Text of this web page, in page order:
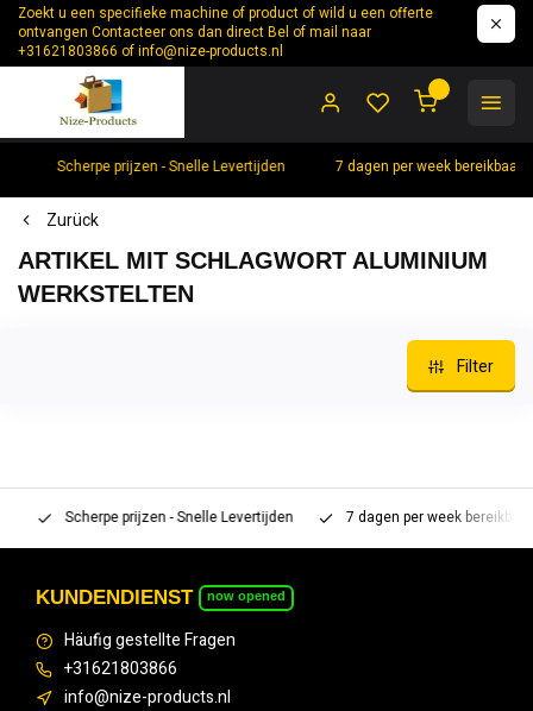
Zoekt u een specifieke machine of product of wild u een offerte
ontvangen Contacteer ons dan direct Bel of mail naar
+31621803866 ofinfo@nize-products.nl
Scherpe prijzen - Snelle Levertijden 7 dagen per week bereikbaar
Zurück
ARTIKEL MIT SCHLAGWORT ALUMINIUM
WERKSTELTEN
Filter
Scherpe prijzen - Snelle Levertijden 7 dagen per week bereikbaar
KUNDENDIENST now opened
Häufig gestellte Fragen
+31621803866
info@nize-products.nl